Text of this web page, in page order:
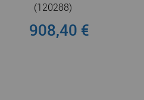
(120288)
908,40 €